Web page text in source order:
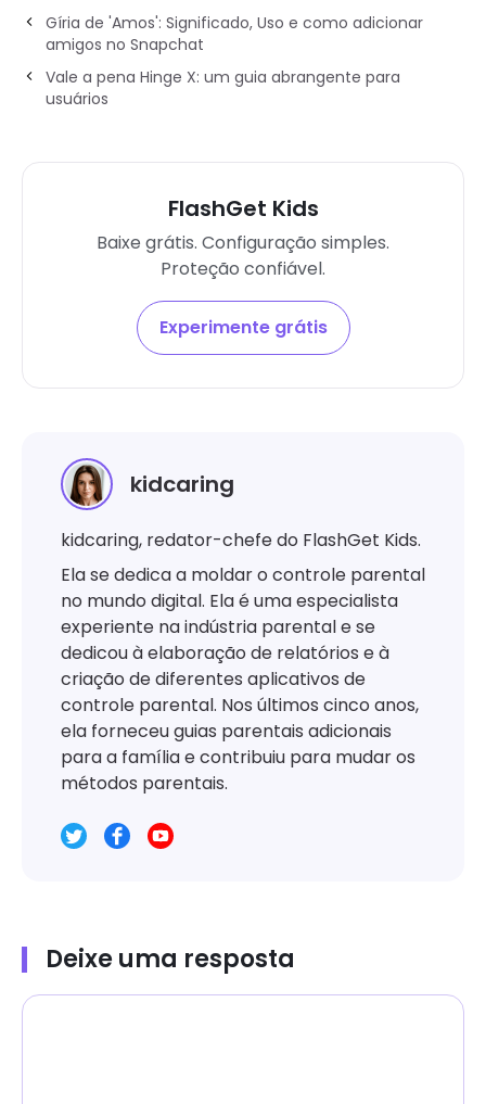
Gíria de 'Amos': Significado, Uso e como adicionar
amigos no Snapchat
Vale a pena Hinge X: um guia abrangente para
usuários
FlashGet Kids
Baixe grátis. Configuração simples.
Proteção confiável.
Experimente grátis
kidcaring
kidcaring, redator-chefe do FlashGet Kids.
Ela se dedica a moldar o controle parental
no mundo digital. Ela é uma especialista
experiente na indústria parental e se
dedicou à elaboração de relatórios e à
criação de diferentes aplicativos de
controle parental. Nos últimos cinco anos,
ela forneceu guias parentais adicionais
para a família e contribuiu para mudar os
métodos parentais.
Deixe uma resposta